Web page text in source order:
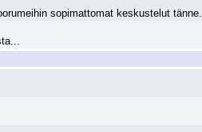
sopimattomat keskustelut tänne.